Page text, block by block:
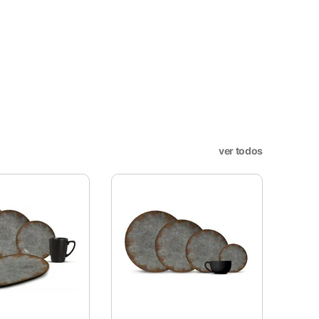
ver todos
e entender como você usa
Esta categoria inclui
cookies não armazenam
site e sejam usados